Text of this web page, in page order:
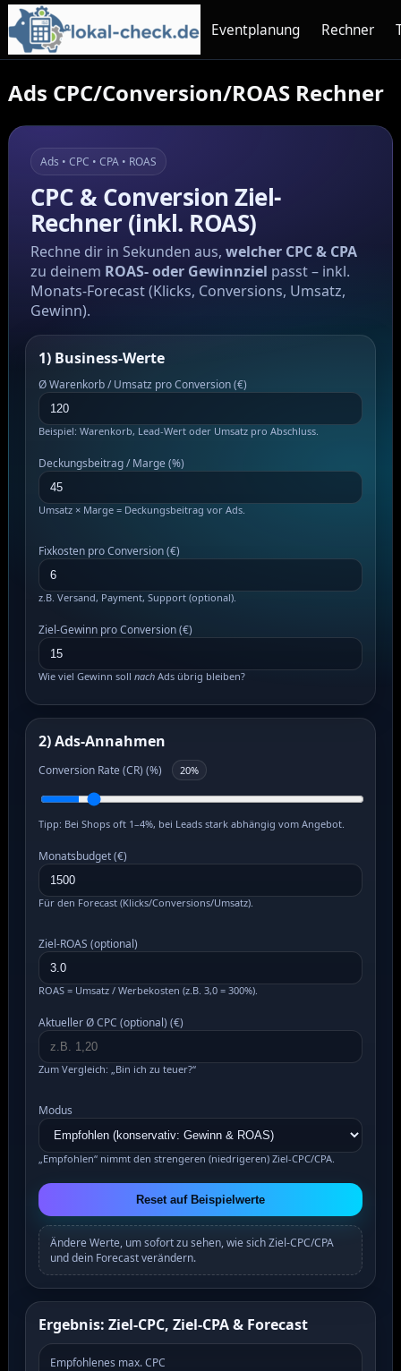
Eventplanung Rechner
Ads CPC/Conversion/ROAS Rechner
Ads • CPC • CPA • ROAS
CPC & Conversion Ziel-
Rechner (inkl. ROAS)
Rechne dir in Sekunden aus, welcher CPC & CPA
zu deinem ROAS- oder Gewinnziel passt – inkl.
Monats-Forecast (Klicks, Conversions, Umsatz,
Gewinn).
1) Business-Werte
Ø Warenkorb / Umsatz pro Conversion (€)
Beispiel: Warenkorb, Lead-Wert oder Umsatz pro Abschluss.
Deckungsbeitrag / Marge (%)
Umsatz × Marge = Deckungsbeitrag vor Ads.
Fixkosten pro Conversion (€)
z.B. Versand, Payment, Support (optional).
Ziel-Gewinn pro Conversion (€)
Wie viel Gewinn soll nachAds übrig bleiben?
2) Ads-Annahmen
Conversion Rate (CR) (%) 20%
Tipp: Bei Shops oft 1–4%, bei Leads stark abhängig vom Angebot.
Monatsbudget (€)
Für den Forecast (Klicks/Conversions/Umsatz).
Ziel-ROAS (optional)
ROAS = Umsatz / Werbekosten (z.B. 3,0 = 300%).
Aktueller Ø CPC (optional) (€)
Zum Vergleich: „Bin ich zu teuer?“
Modus
„Empfohlen“ nimmt den strengeren (niedrigeren) Ziel-CPC/CPA.
Reset auf Beispielwerte
Ändere Werte, um sofort zu sehen, wie sich Ziel-CPC/CPA
und dein Forecast verändern.
Ergebnis: Ziel-CPC, Ziel-CPA & Forecast
Empfohlenes max. CPC